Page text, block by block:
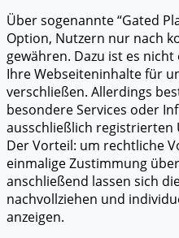
Über sogenannte “Gated
Option, Nutzern nur nach
gewähren. Dazu ist es
Ihre Webseiteninhalte für
verschließen. Allerdings
besondere Services oder
ausschließlich registrierten
Der Vorteil: um rechtliche
einmalige Zustimmung
anschließend lassen sich
nachvollziehen und
anzeigen.